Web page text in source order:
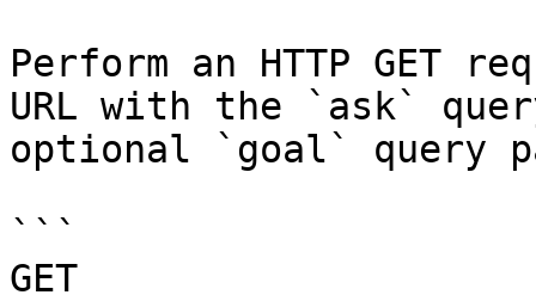
Perform an HTTP GET
URL with the `ask`
optional `goal` query
```
GET